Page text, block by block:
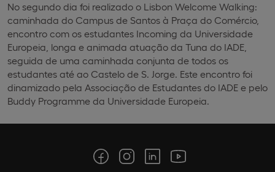
No segundo dia foi realizado o Lisbon Welcome Walking:
caminhada do Campus de Santos à Praça do Comércio,
encontro com os estudantes Incoming da Universidade
Europeia, longa e animada atuação da Tuna do IADE,
seguida de uma caminhada conjunta de todos os
estudantes até ao Castelo de S. Jorge. Este encontro foi
dinamizado pela Associação de Estudantes do IADE e pelo
Buddy Programme da Universidade Europeia.